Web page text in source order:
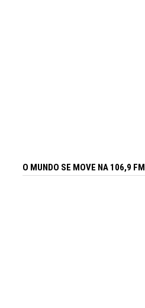
O MUNDO SE MOVE NA 106,9 FM